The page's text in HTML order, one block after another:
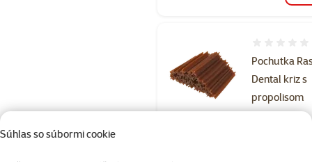
Súhlas so súbormi cookie
Pochutka
Dental kriz s
propolisom
12cm